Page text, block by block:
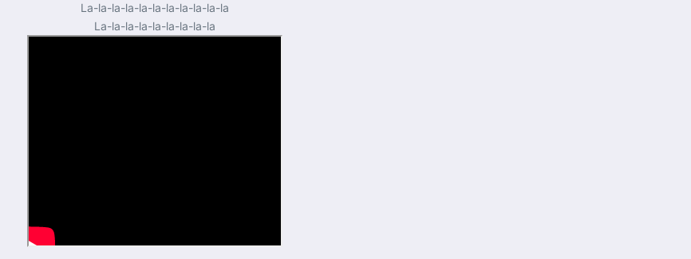
La-la-la-la-la-la-la-la-la-la-la
La-la-la-la-la-la-la-la-la